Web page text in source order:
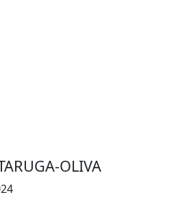
OLIVA